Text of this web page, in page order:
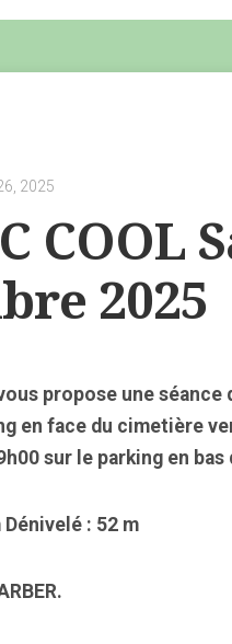
2025
COOL
2025
propose une
en face du cimetière
sur le parking en
: 52 m